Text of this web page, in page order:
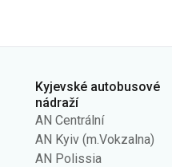
Kyjevské autobusové
nádraží
AN Centrální
AN Kyiv (m.Vokzalna)
AN Polissia